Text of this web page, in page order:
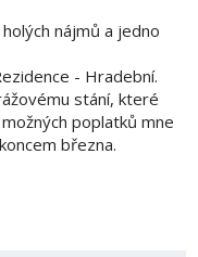
nájmů a jedno
- Hradební.
stání, které
poplatků mne
března.